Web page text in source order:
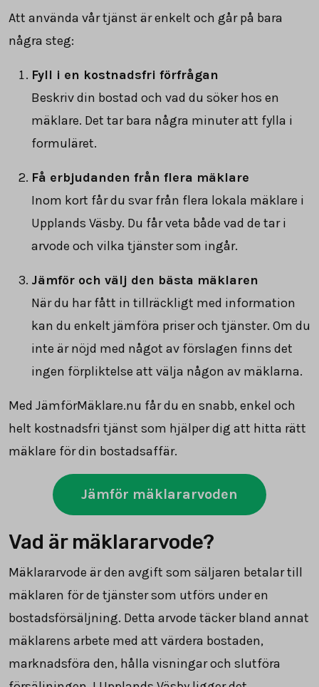
Att använda vår tjänst är enkelt och går på bara
några steg:
Fyll i en kostnadsfri förfrågan
Beskriv din bostad och vad du söker hos en
mäklare. Det tar bara några minuter att fylla i
formuläret.
Få erbjudanden från flera mäklare
Inom kort får du svar från flera lokala mäklare i
Upplands Väsby. Du får veta både vad de tar i
arvode och vilka tjänster som ingår.
Jämför och välj den bästa mäklaren
När du har fått in tillräckligt med information
kan du enkelt jämföra priser och tjänster. Om du
inte är nöjd med något av förslagen finns det
ingen förpliktelse att välja någon av mäklarna.
Med JämförMäklare.nu får du en snabb, enkel och
helt kostnadsfri tjänst som hjälper dig att hitta rätt
mäklare för din bostadsaffär.
Jämför mäklararvoden
Vad är mäklararvode?
Mäklararvode är den avgift som säljaren betalar till
mäklaren för de tjänster som utförs under en
bostadsförsäljning. Detta arvode täcker bland annat
mäklarens arbete med att värdera bostaden,
marknadsföra den, hålla visningar och slutföra